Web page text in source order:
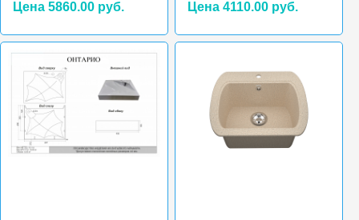
Цена 5860.00 руб. Цена 4110.00 руб.